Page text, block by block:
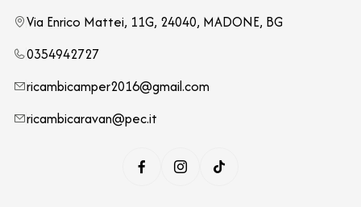
Via Enrico Mattei, 11G, 24040, MADONE, BG
0354942727
ricambicamper2016@gmail.com
ricambicaravan@pec.it